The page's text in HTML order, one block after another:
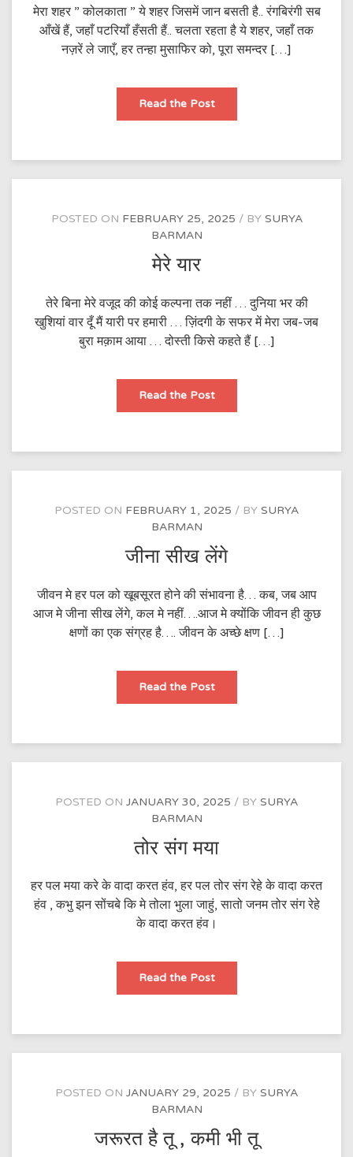
मेरा शहर ” कोलकाता ” ये शहर जिसमें जान बसती है.. रंगबिरंगी सब
आँखें हैं, जहाँ पटरियाँ हँसती हैं.. चलता रहता है ये शहर, जहाँ तक
नज़रें ले जाएँ, हर तन्हा मुसाफिर को, पूरा समन्दर […]
Read the Postतन्हा
POSTED ON FEBRUARY 25, 2025 BY SURYA
BARMAN
मेरे यार
तेरे बिना मेरे वजूद की कोई कल्पना तक नहीं … दुनिया भर की
खुशियां वार दूँ मैं यारी पर हमारी … ज़िंदगी के सफर में मेरा जब-जब
बुरा मक़ाम आया … दोस्ती किसे कहते हैं […]
Read the Postमेरे
POSTED ON FEBRUARY 1, 2025 BY SURYA
BARMAN
जीना सीख लेंगे
जीवन मे हर पल को खूबसूरत होने की संभावना है… कब, जब आप
आज मे जीना सीख लेंगे, कल मे नहीं….आज मे क्योंकि जीवन ही कुछ
क्षणों का एक संग्रह है…. जीवन के अच्छे क्षण […]
Read the Postजीना
लेंगे
POSTED ON JANUARY 30, 2025 BY SURYA
BARMAN
तोर संग मया
हर पल मया करे के वादा करत हंव, हर पल तोर संग रेहे के वादा करत
हंव , कभु झन सोंचबे कि मे तोला भुला जाहुं, सातो जनम तोर संग रेहे
के वादा करत हंव।
Read the Postतोर
मया
POSTED ON JANUARY 29, 2025 BY SURYA
BARMAN
जरूरत है तू , कमी भी तू